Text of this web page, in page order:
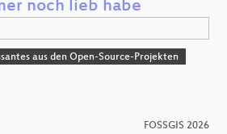
noch lieb habe
aus den Open-Source-Projekten
FOSSGIS 2026